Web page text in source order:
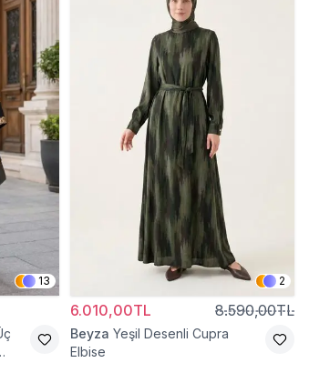
13 2
6.010,00TL 8.590,00TL
Beyza Yeşil Desenli Cupra
Elbise